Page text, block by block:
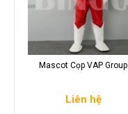
Mascot Cọp VAP Group
Liên hệ